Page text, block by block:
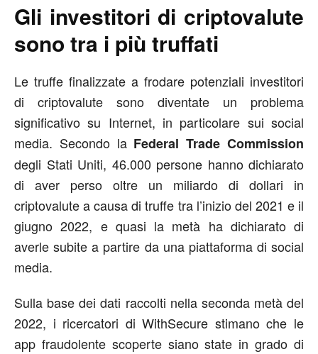
Gli investitori di criptovalute
sono tra i più truffati
Le truffe finalizzate a frodare potenziali investitori
di criptovalute sono diventate un problema
significativo su Internet, in particolare sui social
media. Secondo la Federal Trade Commission
degli Stati Uniti, 46.000 persone hanno dichiarato
di aver perso oltre un miliardo di dollari in
criptovalute a causa di truffe tra l’inizio del 2021 e il
giugno 2022, e quasi la metà ha dichiarato di
averle subite a partire da una piattaforma di social
media.
Sulla base dei dati raccolti nella seconda metà del
2022, i ricercatori di WithSecure stimano che le
app fraudolente scoperte siano state in grado di